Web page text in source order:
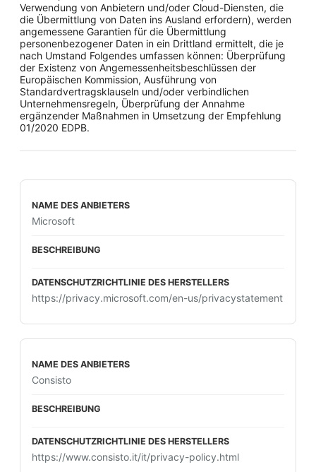
Verwendung von Anbietern und/oder Cloud-Diensten, die
die Übermittlung von Daten ins Ausland erfordern), werden
angemessene Garantien für die Übermittlung
personenbezogener Daten in ein Drittland ermittelt, die je
nach Umstand Folgendes umfassen können: Überprüfung
der Existenz von Angemessenheitsbeschlüssen der
Europäischen Kommission, Ausführung von
Standardvertragsklauseln und/oder verbindlichen
Unternehmensregeln, Überprüfung der Annahme
ergänzender Maßnahmen in Umsetzung der Empfehlung
01/2020 EDPB.
Microsoft
https://privacy.microsoft.com/en-us/privacystatement
Consisto
https://www.consisto.it/it/privacy-policy.html